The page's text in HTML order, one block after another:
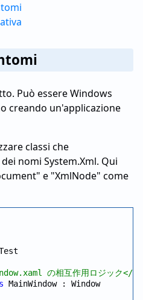
Può essere Windows
creando un'applicazione
classi che
nomi System.Xml. Qui
e "XmlNode" come
の相互作用ロジック</
MainWindow : Window